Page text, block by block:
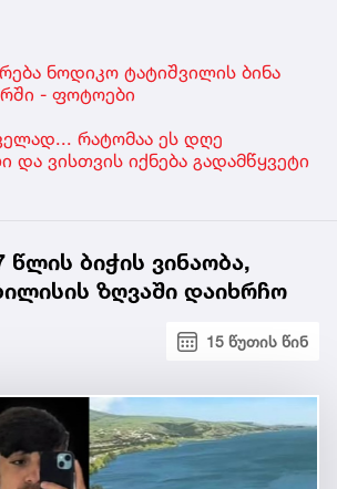
ნოდიკო ტატიშვილის ბინა
- ფოტოები
რატომაა ეს დღე
და ვისთვის იქნება გადამწყვეტი
წლის ბიჭის ვინაობა,
ზღვაში დაიხრჩო
15 წუთის წინ